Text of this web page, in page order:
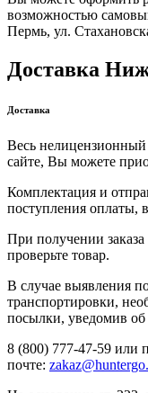
возможностью
Пермь, ул.
Доставка
Доставка
Весь
сайте, Вы можете
Комплектация и
поступления оплаты,
При получении
проверьте товар.
В случае выявления
транспортировки,
посылки, уведомив об
8 (800) 777-47-59 или
почте: